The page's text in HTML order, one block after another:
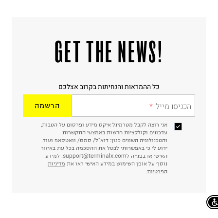
!GET THE NEWS
כל ההמראות והנחיתות בקרוב אצלכם
הכניסו מייל הרשמה
אני רוצה לקבל מטרמינל איקס מידע ופרסום על הטבות,
עדכונים וקולקציות חדשות באמצעי התקשרות
והטכנולוגיה השונים כגון: דוא"ל/ סמס/ וואטסאפ ועוד.
ידוע לי כי באפשרותי לבטל את ההסכמה בכל עת באיזור
האישי או בפנייה לsupport@terminalx.com. למידע
נוסף על אופן השימוש במידע האישי ראו את מדיניות
הפרטיות.